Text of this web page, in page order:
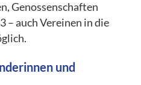
Genossenschaften
– auch Vereinen in die
und